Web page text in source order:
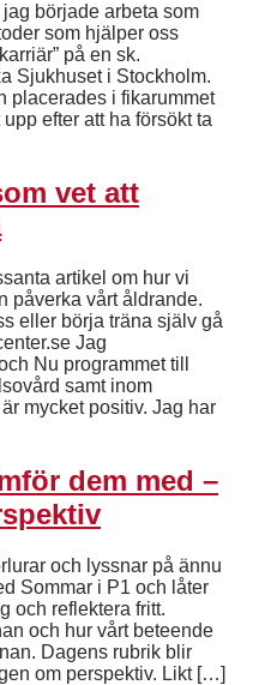
började arbeta som
som hjälper oss
på en sk.
Sjukhuset i Stockholm.
placerades i fikarummet
efter att ha försökt ta
vet att
artikel om hur vi
påverka vårt åldrande.
eller börja träna själv gå
Jag
Nu programmet till
samt inom
mycket positiv. Jag har
dem med –
och lyssnar på ännu
Sommar i P1 och låter
och reflektera fritt.
och hur vårt beteende
Dagens rubrik blir
om perspektiv. Likt […]